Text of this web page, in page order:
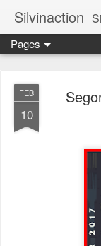
Silvinaction
Pages
FEB
10